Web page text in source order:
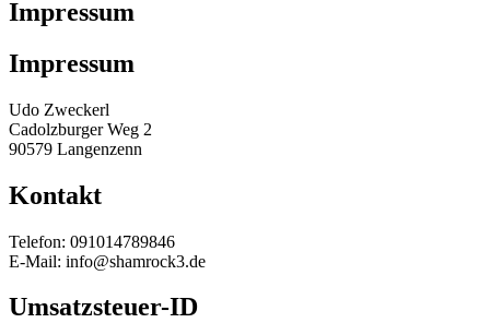
Impressum
Impressum
Udo Zweckerl
Cadolzburger Weg 2
90579 Langenzenn
Kontakt
Telefon: 091014789846
E-Mail: info@shamrock3.de
Umsatzsteuer-ID